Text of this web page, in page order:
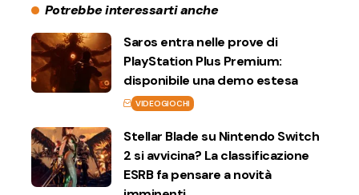
Potrebbe interessarti anche
Saros entra nelle prove di
PlayStation Plus Premium:
disponibile una demo estesa
VIDEOGIOCHI
Stellar Blade su Nintendo Switch
2 si avvicina? La classificazione
ESRB fa pensare a novità